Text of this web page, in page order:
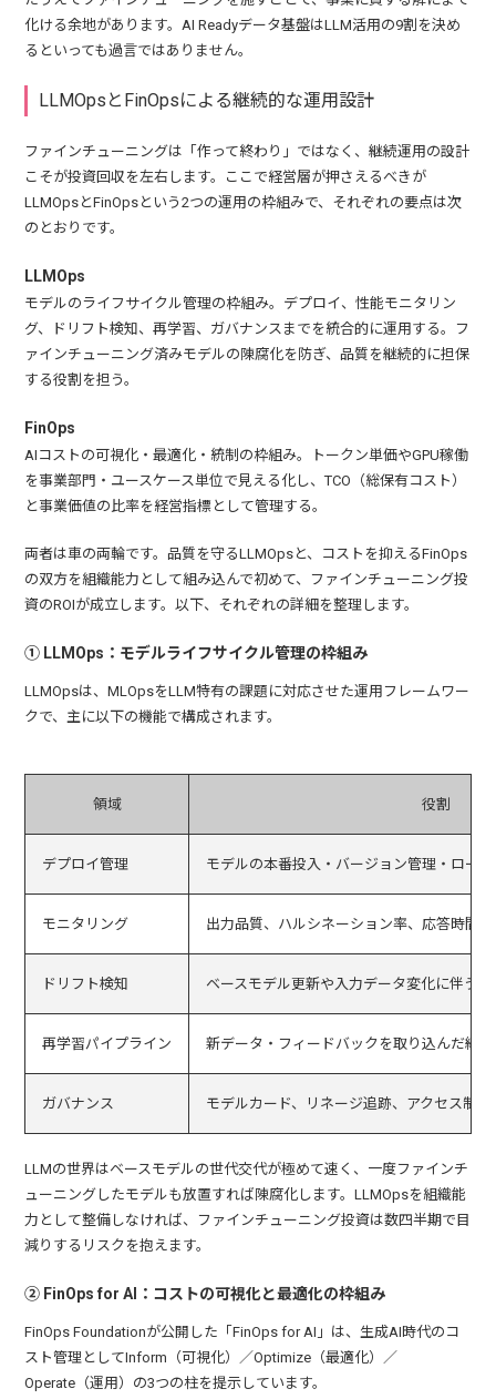
化ける余地があります。AI Readyデータ基盤はLLM活用の9割を決め
るといっても過言ではありません。
LLMOpsとFinOpsによる継続的な運用設計
ファインチューニングは「作って終わり」ではなく、継続運用の設計
こそが投資回収を左右します。ここで経営層が押さえるべきが
LLMOpsとFinOpsという2つの運用の枠組みで、それぞれの要点は次
のとおりです。
LLMOps
モデルのライフサイクル管理の枠組み。デプロイ、性能モニタリン
グ、ドリフト検知、再学習、ガバナンスまでを統合的に運用する。フ
ァインチューニング済みモデルの陳腐化を防ぎ、品質を継続的に担保
する役割を担う。
FinOps
AIコストの可視化・最適化・統制の枠組み。トークン単価やGPU稼働
を事業部門・ユースケース単位で見える化し、TCO（総保有コスト）
と事業価値の比率を経営指標として管理する。
両者は車の両輪です。品質を守るLLMOpsと、コストを抑えるFinOps
の双方を組織能力として組み込んで初めて、ファインチューニング投
資のROIが成立します。以下、それぞれの詳細を整理します。
① LLMOps：モデルライフサイクル管理の枠組み
LLMOpsは、MLOpsをLLM特有の課題に対応させた運用フレームワー
クで、主に以下の機能で構成されます。
領域 役割
デプロイ管理 モデルの本番投入・バージョン管理・ロー
モニタリング 出力品質、ハルシネーション率、応答時間
ドリフト検知 ベースモデル更新や入力データ変化に伴う
再学習パイプライン 新データ・フィードバックを取り込んだ継
ガバナンス モデルカード、リネージ追跡、アクセス制
LLMの世界はベースモデルの世代交代が極めて速く、一度ファインチ
ューニングしたモデルも放置すれば陳腐化します。LLMOpsを組織能
力として整備しなければ、ファインチューニング投資は数四半期で目
減りするリスクを抱えます。
② FinOps for AI：コストの可視化と最適化の枠組み
FinOps Foundationが公開した「FinOps for AI」は、生成AI時代のコ
スト管理としてInform（可視化）／Optimize（最適化）／
Operate（運用）の3つの柱を提示しています。